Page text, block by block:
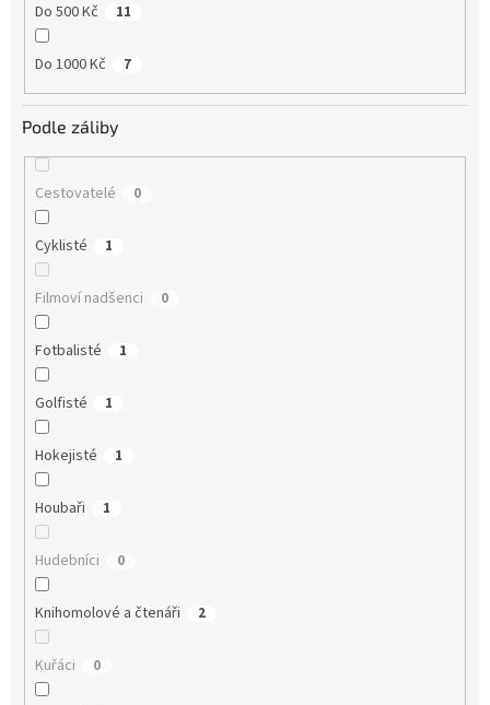
Do 500 Kč 11
Do 1000 Kč 7
Podle záliby
Cestovatelé 0
Cyklisté 1
Filmoví nadšenci 0
Fotbalisté 1
Golfisté 1
Hokejisté 1
Houbaři 1
Hudebníci 0
Knihomolové a čtenáři 2
Kuřáci 0